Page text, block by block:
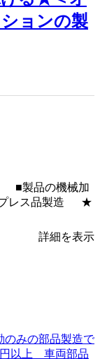
ョンの製
■製品の機械加
プレス品製造 ★
詳細を表示